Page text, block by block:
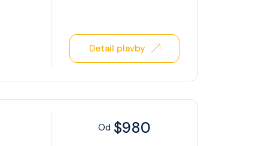
Detail plavby
Od $980